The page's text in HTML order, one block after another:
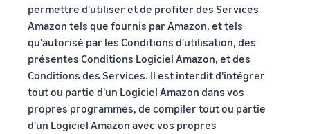
permettre d'utiliser et de profiter des Services
Amazon tels que fournis par Amazon, et tels
qu'autorisé par les Conditions d'utilisation, des
présentes Conditions Logiciel Amazon, et des
Conditions des Services. Il est interdit d'intégrer
tout ou partie d'un Logiciel Amazon dans vos
propres programmes, de compiler tout ou partie
d'un Logiciel Amazon avec vos propres